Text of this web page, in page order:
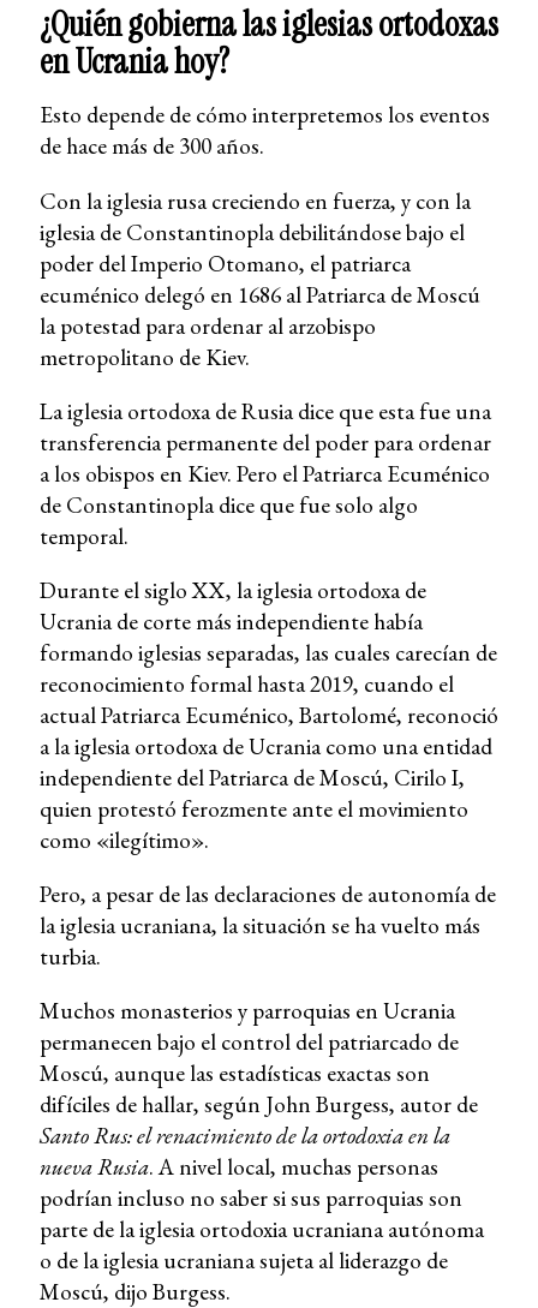
¿Quién gobierna las iglesias ortodoxas
en Ucrania hoy?
Esto depende de cómo interpretemos los eventos
de hace más de 300 años.
Con la iglesia rusa creciendo en fuerza, y con la
iglesia de Constantinopla debilitándose bajo el
poder del Imperio Otomano, el patriarca
ecuménico delegó en 1686 al Patriarca de Moscú
la potestad para ordenar al arzobispo
metropolitano de Kiev.
La iglesia ortodoxa de Rusia dice que esta fue una
transferencia permanente del poder para ordenar
a los obispos en Kiev. Pero el Patriarca Ecuménico
de Constantinopla dice que fue solo algo
temporal.
Durante el siglo XX, la iglesia ortodoxa de
Ucrania de corte más independiente había
formando iglesias separadas, las cuales carecían de
reconocimiento formal hasta 2019, cuando el
actual Patriarca Ecuménico, Bartolomé, reconoció
a la iglesia ortodoxa de Ucrania como una entidad
independiente del Patriarca de Moscú, Cirilo I,
quien protestó ferozmente ante el movimiento
como «ilegítimo».
Pero, a pesar de las declaraciones de autonomía de
la iglesia ucraniana, la situación se ha vuelto más
turbia.
Muchos monasterios y parroquias en Ucrania
permanecen bajo el control del patriarcado de
Moscú, aunque las estadísticas exactas son
difíciles de hallar, según John Burgess, autor de
Santo Rus: el renacimiento de la ortodoxia en la
nueva Rusia. A nivel local, muchas personas
podrían incluso no saber si sus parroquias son
parte de la iglesia ortodoxia ucraniana autónoma
o de la iglesia ucraniana sujeta al liderazgo de
Moscú, dijo Burgess.